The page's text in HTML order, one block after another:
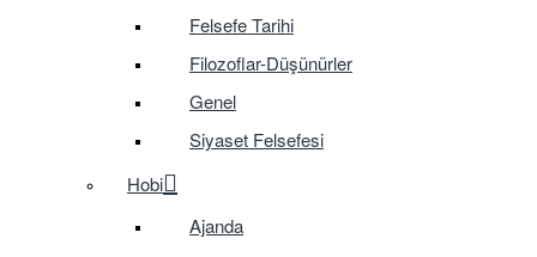
Felsefe Tarihi
Filozoflar-Düşünürler
Genel
Siyaset Felsefesi
Hobi
Ajanda